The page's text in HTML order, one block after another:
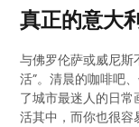
真正的意大
与佛罗伦萨或威尼斯
活”。清晨的咖啡吧
了城市最迷人的日
活其中，而你也很容